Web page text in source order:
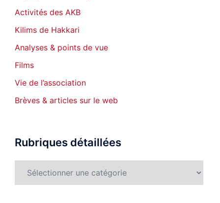
Activités des AKB
Kilims de Hakkari
Analyses & points de vue
Films
Vie de l’association
Brèves & articles sur le web
Rubriques détaillées
détaillées